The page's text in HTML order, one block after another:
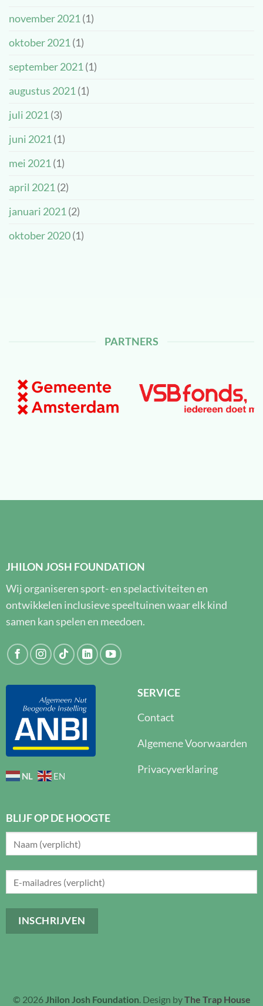
november 2021 (1)
oktober 2021 (1)
september 2021 (1)
augustus 2021 (1)
juli 2021 (3)
juni 2021 (1)
mei 2021 (1)
april 2021 (2)
januari 2021 (2)
oktober 2020(1)
PARTNERS
NL EN
JHILON JOSH FOUNDATION
Wij organiseren sport- en spelactiviteiten en
ontwikkelen inclusieve speeltuinen waar elk kind
samen kan spelen en meedoen.
SERVICE
Contact
Algemene Voorwaarden
Privacyverklaring
BLIJF OP DE HOOGTE
© 2026 Jhilon Josh Foundation. Design byThe Trap House